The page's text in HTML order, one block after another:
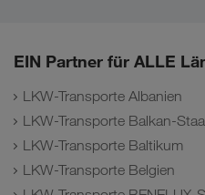
EIN Partner für ALLE
LKW-Transporte Albanien
LKW-Transporte Balkan-
LKW-Transporte Baltikum
LKW-Transporte Belgien